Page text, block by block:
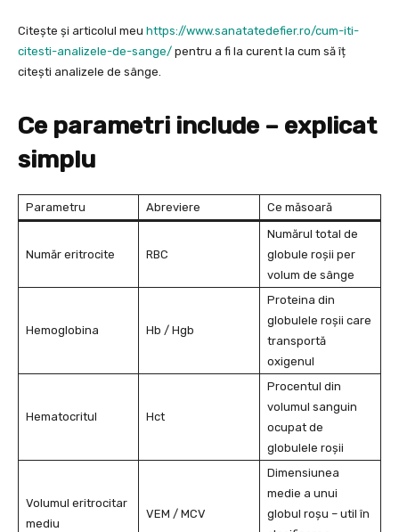
Citește și articolul meu https://www.sanatatedefier.ro/cum-iti-
citesti-analizele-de-sange/ pentru a fi la curent la cum să îț
citești analizele de sânge.
Ce parametri include – explicat
simplu
Parametru Abreviere Ce măsoară
Număr eritrocite RBC
Numărul total de
globule roșii per
volum de sânge
Hemoglobina Hb / Hgb
Proteina din
globulele roșii care
transportă
oxigenul
Hematocritul Hct
Procentul din
volumul sanguin
ocupat de
globulele roșii
Volumul eritrocitar
mediu
VEM / MCV
Dimensiunea
medie a unui
globul roșu – util în